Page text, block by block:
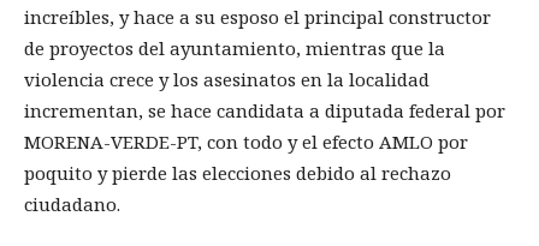
increíbles, y hace a su esposo el principal constructor
de proyectos del ayuntamiento, mientras que la
violencia crece y los asesinatos en la localidad
incrementan, se hace candidata a diputada federal por
MORENA-VERDE-PT, con todo y el efecto AMLO por
poquito y pierde las elecciones debido al rechazo
ciudadano.